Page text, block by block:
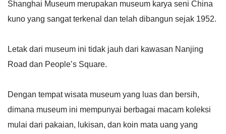
Shanghai Museum merupakan museum karya seni China
kuno yang sangat terkenal dan telah dibangun sejak 1952.
Letak dari museum ini tidak jauh dari kawasan Nanjing
Road dan People’s Square.
Dengan tempat wisata museum yang luas dan bersih,
dimana museum ini mempunyai berbagai macam koleksi
mulai dari pakaian, lukisan, dan koin mata uang yang